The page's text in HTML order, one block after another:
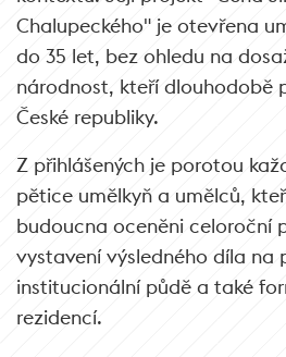
Chalupeckého" je otevřena
do 35 let, bez ohledu na
národnost, kteří dlouhodobě
České republiky.
Z přihlášených je porotou
pětice umělkyň a umělců,
budoucna oceněni celoroční
vystavení výsledného díla na
institucionální půdě a také
rezidencí.